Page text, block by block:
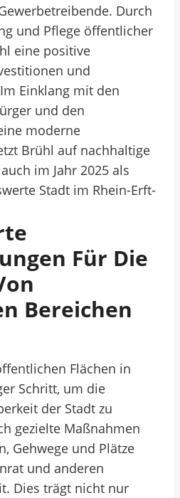
Durch
und Pflege öffentlicher
eine positive
und
Einklang mit den
und den
moderne
Brühl auf nachhaltige
im Jahr 2025 als
Stadt im Rhein-Erft-
Für Die
Bereichen
Flächen in
Schritt, um die
der Stadt zu
gezielte Maßnahmen
Gehwege und Plätze
und anderen
Dies trägt nicht nur